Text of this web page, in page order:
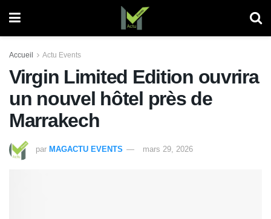
Accueil Actu Events
Virgin Limited Edition ouvrira
un nouvel hôtel près de
Marrakech
par MAGACTU EVENTS mars 29, 2026